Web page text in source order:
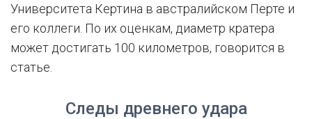
Университета Кертина в австралийском Перте и
его коллеги. По их оценкам, диаметр кратера
может достигать 100 километров, говорится в
статье.
Следы древнего удара